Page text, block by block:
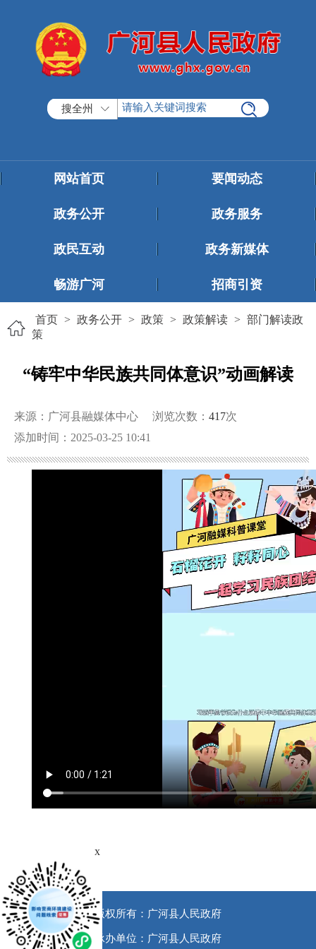
搜全州
网站首页 要闻动态
政务公开 政务服务
政民互动 政务新媒体
畅游广河 招商引资
首页 > 政务公开 > 政策 > 政策解读 > 部门解读政
策
“铸牢中华民族共同体意识”动画解读
来源：广河县融媒体中心 浏览次数： 417次
添加时间：2025-03-25 10:41
版权所有：广河县人民政府
承办单位：广河县人民政府
x